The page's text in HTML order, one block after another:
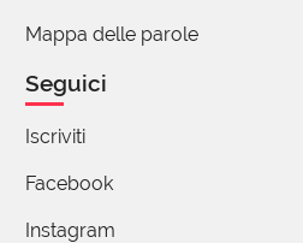
Mappa delle parole
Seguici
Iscriviti
Facebook
Instagram